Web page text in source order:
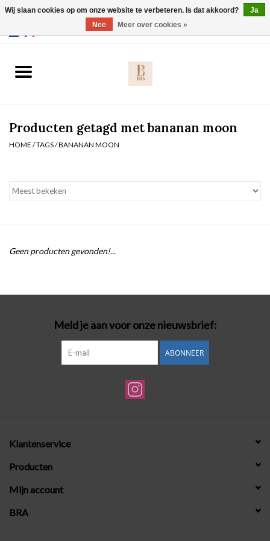
Slip
Nachtmode
Badmode
Lingerie-accessoires
Cadeaubonnen
Producten getagd met bananan moon
HOME /TAGS/BANANAN MOON
Geen producten gevonden!...
Meld je aan voor onze nieuwsbrief:
ABONNEER
Klantenservice
Producten
Mijn account
BRA
Wij slaan cookies op om onze website te verbeteren. Is dat akkoord?
Ja
Nee
Meer over cookies »
Webshop werkt met EU maten. .